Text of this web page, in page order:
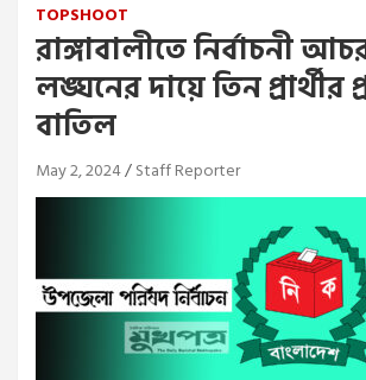
TOPSHOOT
রাঙ্গাবালীতে নির্বাচনী
লঙ্ঘনের দায়ে তিন প্রার্থীর
বাতিল
May 2, 2024 Staff Reporter